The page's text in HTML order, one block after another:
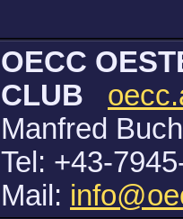
OECC
CLUB
Manfred
Tel: +43-
Mail: